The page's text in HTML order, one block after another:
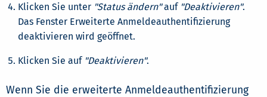
Klicken Sie unter "Status ändern"auf "Deaktivieren".
Das Fenster Erweiterte Anmeldeauthentifizierung
deaktivieren wird geöffnet.
Klicken Sie auf "Deaktivieren".
Wenn Sie die erweiterte Anmeldeauthentifizierung